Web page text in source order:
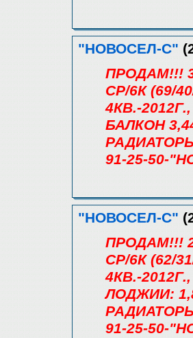
"НОВОСЕЛ-С"
ПРОДАМ!!!
СР/6К (69/
4КВ.-
БАЛКОН
91-25-50-
"НОВОСЕЛ-С"
ПРОДАМ!!!
СР/6К (62/
4КВ.-
ЛОДЖИИ:
91-25-50-